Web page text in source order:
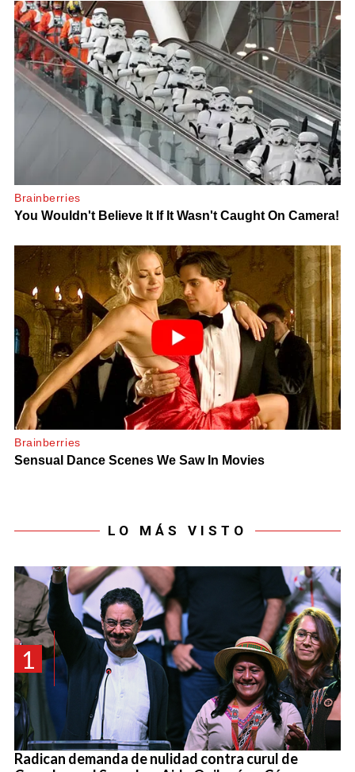
LO MÁS VISTO
1
Radican demanda de nulidad contra curul de